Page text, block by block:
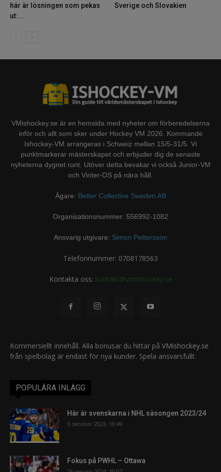
här är lösningen som pekas
ut:...
Sverige och Slovakien
VMishockey.se är en hemsida med nyheter om förberedelserna
inför och allt som sker under Hockey VM 2026. Kommande
Ishockey-VM arrangeras i Schweiz mellan 15/5-31/5. Vi
punktmarkerar mästerskapet och erbjuder dig de senaste
nyheterna dygnet runt. Utöver detta bevakar vi också Junior-VM
och Vinter-OS på nära håll.
Ägare: Better Collective Sweden AB
Organisationsnummer: 556992-1082
Ansvarig utgivare: Simon Pettersson
Telefonnummer: 0708178563
Kontakta oss: kontakt@vmishockey.se
Kommersiellt innehåll. Alla bonusar du hittar på VMishockey.se
från spelbolag är endast för nya kunder. Spela ansvarsfullt.
POPULÄRA INLÄGG
Här är svenskarna i NHL säsongen 2023/24
3 oktober 2023, 10:49
Fokus på PWHL – Ottawa